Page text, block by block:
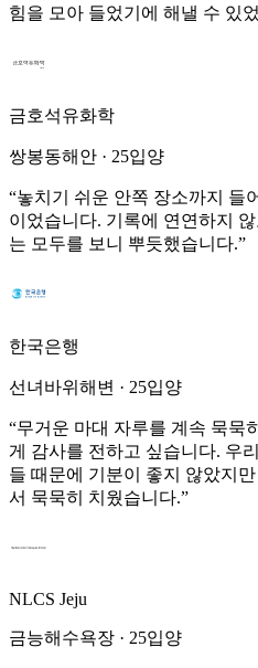
힘을 모아 들었기에 해낼 수 있
금호석유화학
쌍봉동해안 · 25입양
“놓치기 쉬운 안쪽 장소까지 들
이었습니다. 기록에 연연하지
는 모두를 보니 뿌듯했습니다.”
한국은행
선녀바위해변 · 25입양
“무거운 마대 자루를 계속 묵묵
게 감사를 전하고 싶습니다. 우
들 때문에 기분이 좋지 않았지
서 묵묵히 치웠습니다.”
NLCS Jeju
금능해수욕장 · 25입양